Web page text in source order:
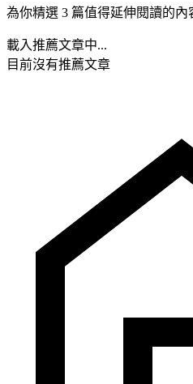
為你精選 3 篇值得延伸閱讀的內
載入推薦文章中...
目前沒有推薦文章